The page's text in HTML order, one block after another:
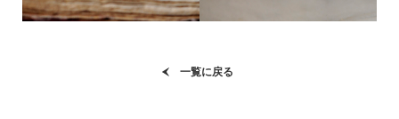
一覧に戻る